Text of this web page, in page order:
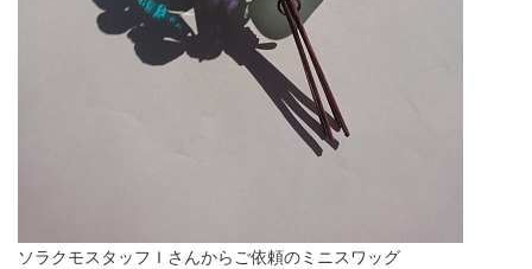
ソラクモスタッフＩさんからご依頼のミニスワッグ